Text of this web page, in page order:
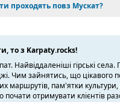
проходять повз Мускат?
то з Karpaty.rocks!
Найвіддаленіші гірські
Чим зайнятись, що цікавого
маршрутів, пам'ятки
почати отримувати клієнтів